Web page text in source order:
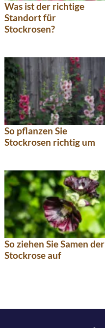
Was ist der richtige
Standort für
Stockrosen?
So pflanzen Sie
Stockrosen richtig um
So ziehen Sie Samen der
Stockrose auf